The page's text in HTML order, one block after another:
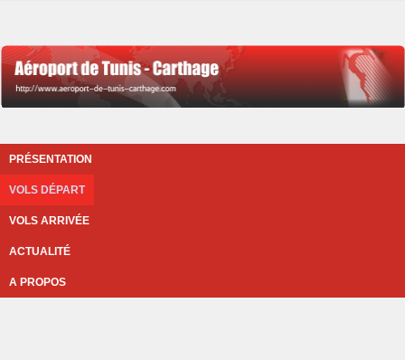
PRÉSENTATION
VOLS DÉPART
VOLS ARRIVÉE
ACTUALITÉ
A PROPOS